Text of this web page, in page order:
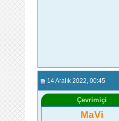
14 Aralık 2022 , 00:45
Çevrimiçi
MaVi